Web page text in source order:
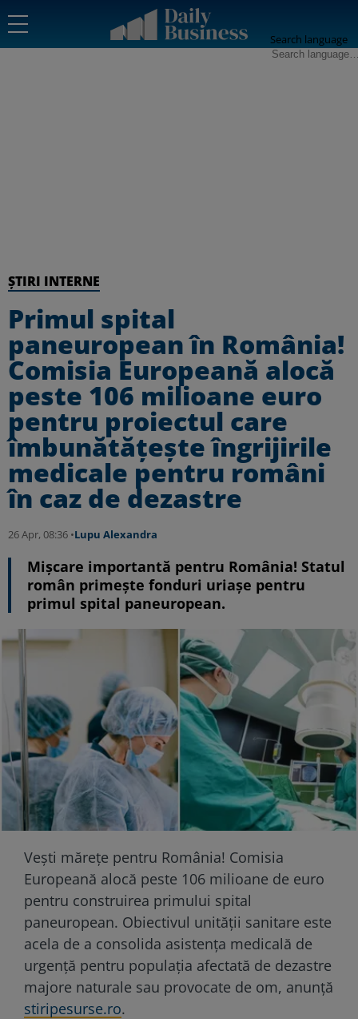
Search language
ȘTIRI INTERNE
Primul spital
paneuropean în România!
Comisia Europeană alocă
peste 106 milioane euro
pentru proiectul care
îmbunătățește îngrijirile
medicale pentru români
în caz de dezastre
26 Apr, 08:36 •Lupu Alexandra
Mișcare importantă pentru România! Statul
român primește fonduri uriașe pentru
primul spital paneuropean.
Vești mărețe pentru România! Comisia
Europeană alocă peste 106 milioane de euro
pentru construirea primului spital
paneuropean. Obiectivul unității sanitare este
acela de a consolida asistența medicală de
urgență pentru populația afectată de dezastre
majore naturale sau provocate de om, anunță
stiripesurse.ro.